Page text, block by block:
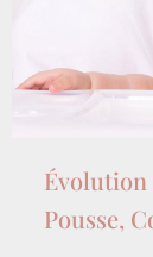
Évolution
Pousse,